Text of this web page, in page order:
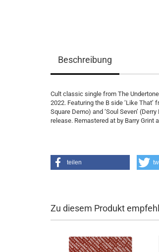
Beschreibung
Cult classic single from The
2022. Featuring the B side ‘Like That’
Square Demo) and ‘Soul Seven’
release. Remastered at by Barry Grint
teilen
Zu diesem Produkt